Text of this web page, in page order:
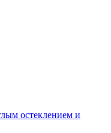
остеклением и